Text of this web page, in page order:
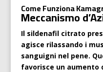
Come Funziona
Meccanismo
Il sildenafil citrato
agisce rilassando i
sanguigni nel pene.
favorisce un aumento